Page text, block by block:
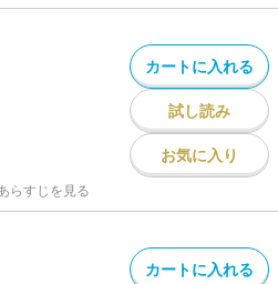
カートに入れる
試し読み
お気に入り
らすじを見る
カートに入れる